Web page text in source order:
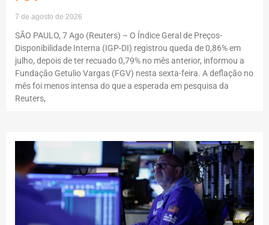
7 de agosto de 2026
SÃO PAULO, 7 Ago (Reuters) – O Índice Geral de Preços-
Disponibilidade Interna (IGP-DI) registrou queda de 0,86% em
julho, depois de ter recuado 0,79% no mês anterior, informou a
Fundação Getulio Vargas (FGV) nesta sexta-feira. A deflação no
mês foi menos intensa do que a esperada em pesquisa da
Reuters,